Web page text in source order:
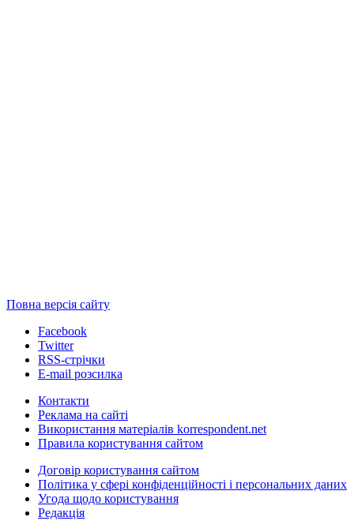
Повна версія сайту
Facebook
Twitter
RSS-стрічки
E-mail розсилка
Контакти
Реклама на сайті
Використання матеріалів korrespondent.net
Правила користування сайтом
Договір користування сайтом
Політика у сфері конфіденційності і персональних даних
Угода щодо користування
Редакція